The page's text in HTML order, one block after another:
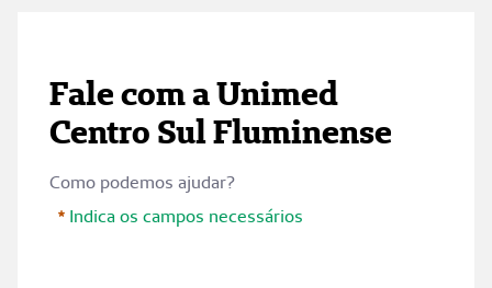
Fale com a Unimed
Centro Sul Fluminense
Como podemos ajudar?
Indica os campos necessários